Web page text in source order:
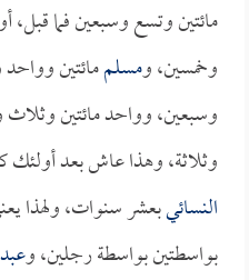
مائتين وتسع وسبعين فما قبل،
وخمسين، ومسلممائتين
وسبعين، وواحد مائتين
وثلاثة، وهذا عاش بعد
النسائيبعشر سنوات، ولهذا
بواسطتين بواسطة رجلين، و